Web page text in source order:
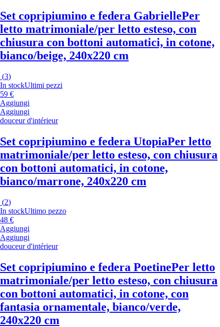
Set copripiumino e federa GabriellePer
letto matrimoniale/per letto esteso, con
chiusura con bottoni automatici, in cotone,
bianco/beige, 240x220 cm
(3)
In stockUltimi pezzi
59 €
Aggiungi
Aggiungi
douceur d'intérieur
Set copripiumino e federa UtopiaPer letto
matrimoniale/per letto esteso, con chiusura
con bottoni automatici, in cotone,
bianco/marrone, 240x220 cm
(2)
In stockUltimo pezzo
48 €
Aggiungi
Aggiungi
douceur d'intérieur
Set copripiumino e federa PoetinePer letto
matrimoniale/per letto esteso, con chiusura
con bottoni automatici, in cotone, con
fantasia ornamentale, bianco/verde,
240x220 cm